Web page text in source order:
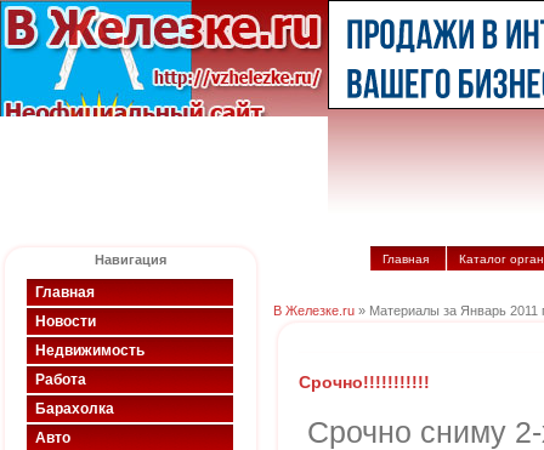
Навигация
Главная
Новости
Недвижимость
Работа
Барахолка
Авто
Главная Каталог
В Железке.ru » Материалы за Январь 2011
Срочно!!!!!!!!!!!
Срочно сниму